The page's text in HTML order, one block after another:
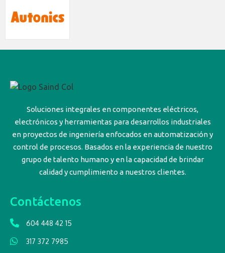
Soluciones integrales en componentes eléctricos,
electrónicos y herramientas para desarrollos industriales
en proyectos de ingeniería enfocados en automatización y
control de procesos. Basados en la experiencia de nuestro
grupo de talento humano y en la capacidad de brindar
calidad y cumplimiento a nuestros clientes.
Contáctenos
604 448 42 15
317 372 7985